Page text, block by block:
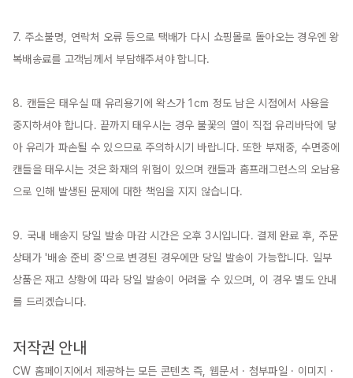
7. 주소불명, 연락처 오류 등으로 택배가 다시 쇼핑몰로 돌아오는 경우엔 왕
복배송료를 고객님께서 부담해주셔야 합니다.
8. 캔들은 태우실 때 유리용기에 왁스가 1cm 정도 남은 시점에서 사용을
중지하셔야 합니다. 끝까지 태우시는 경우 불꽃의 열이 직접 유리바닥에 닿
아 유리가 파손될 수 있으므로 주의하시기 바랍니다. 또한 부재중, 수면중에
캔들을 태우시는 것은 화재의 위험이 있으며 캔들과 홈프래그런스의 오남용
으로 인해 발생된 문제에 대한 책임을 지지 않습니다.
9. 국내 배송지 당일 발송 마감 시간은 오후 3시입니다. 결제 완료 후, 주문
상태가 '배송 준비 중'으로 변경된 경우에만 당일 발송이 가능합니다. 일부
상품은 재고 상황에 따라 당일 발송이 어려울 수 있으며, 이 경우 별도 안내
를 드리겠습니다.
저작권 안내
CW 홈페이지에서 제공하는 모든 콘텐츠 즉, 웹문서 · 첨부파일 · 이미지 ·